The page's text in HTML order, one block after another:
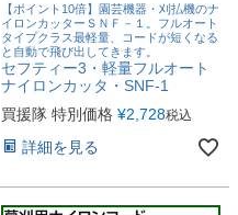
【ポイント10倍】園芸機器・刈払機のナ
イロンカッターＳＮＦ－１。フルオート
タイプクラス最軽量、コードが短くなる
と自動で飛び出してきます。
セフティー3・軽量フルオート
ナイロンカッタ・SNF-1
買援隊 特別価格 ¥2,728税込
詳細を見る